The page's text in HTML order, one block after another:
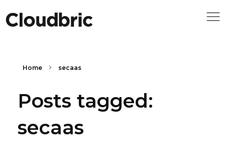
Home secaas
Posts tagged:
secaas